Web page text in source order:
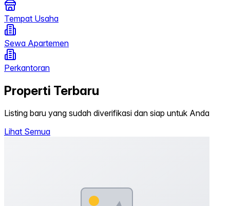
Tempat Usaha
Sewa Apartemen
Perkantoran
Properti Terbaru
Listing baru yang sudah diverifikasi dan siap untuk Anda
Lihat Semua